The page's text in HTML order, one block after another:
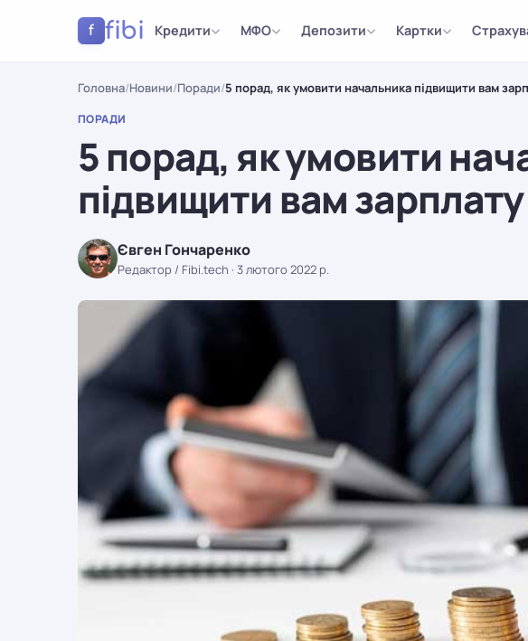
f fibi Кредити МФО Депозити Картки
Головна/Новини/Поради/5 порад, як умовити начальника підвищити вам
ПОРАДИ
5 порад, як умовити
підвищити вам зарплату
Євген Гончаренко
Редактор / Fibi.tech · 3 лютого 2022 р.
ПОРАДИ